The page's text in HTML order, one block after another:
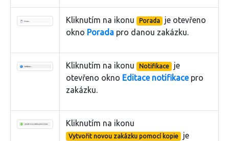
Kliknutím na ikonu Porada je otevřeno
okno Porada pro danou zakázku.
Kliknutím na ikonu Notifikace
je
otevřeno okno Editace notifikacepro
zakázku.
Kliknutím na ikonu
Vytvořit novou zakázku pomocí kopie
je